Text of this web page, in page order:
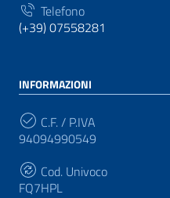
Telefono
(+39) 07558281
INFORMAZIONI
C.F. / P.IVA
94094990549
Cod. Univoco
FQ7HPL